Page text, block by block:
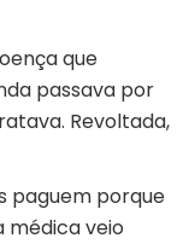
que
passava por
Revoltada,
paguem porque
médica veio